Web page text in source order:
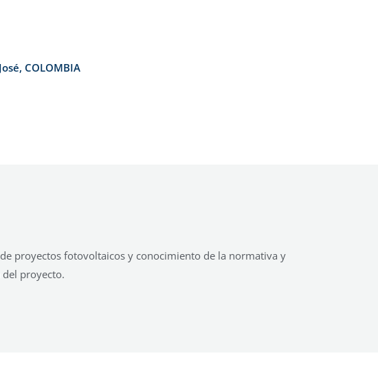
COLOMBIA
proyectos fotovoltaicos y conocimiento de la normativa y
del proyecto.